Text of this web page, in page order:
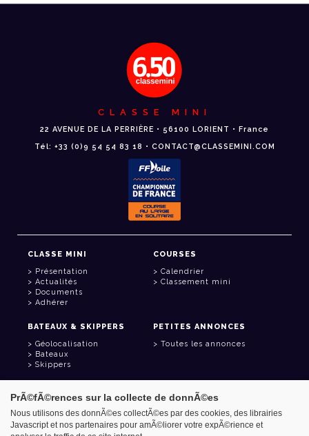
CLASSE MINI
22 AVENUE DE LA PERRIÈRE • 56100 LORIENT • France
Tél: +33 (0)9 54 54 83 18 • CONTACT@CLASSEMINI.COM
CLASSE MINI
Présentation
Actualités
Documents
Adhérer
COURSES
Calendrier
Classement mini
BATEAUX & SKIPPERS
Géolocalisation
Bateaux
Skippers
PETITES ANNONCES
Toutes les annonces
Espace adhérent
Contact
Carnet d'adresses
PrÃ©fÃ©rences sur la collecte de donnÃ©es
Nous utilisons des donnÃ©es collectÃ©es par des cookies, des librairies
Javascript et nos partenaires pour amÃ©liorer votre expÃ©rience et